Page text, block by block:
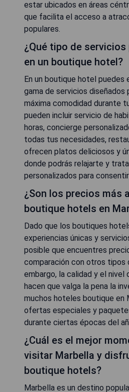
estar ubicados en áreas
que facilita el acceso a
populares.
¿Qué tipo de
en un boutique hotel?
En un boutique hotel puedes
gama de servicios diseñados
máxima comodidad durante
pueden incluir servicio de
horas, concierge
todas tus necesidades,
ofrecen platos deliciosos y
donde podrás relajarte y
personalizados para
¿Son los precios más
boutique hotels en
Dado que los boutiques
experiencias únicas y
posible que encuentres
comparación con otros tipos
embargo, la calidad y el nivel
hacen que valga la pena la
muchos hoteles boutique en
ofertas especiales y
durante ciertas épocas del
¿Cuál es el mejor
visitar Marbella y
boutique hotels?
Marbella es un destino